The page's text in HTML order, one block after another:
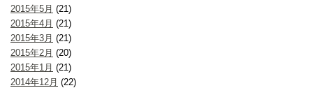
2015年5月 (21)
2015年4月 (21)
2015年3月 (21)
2015年2月 (20)
2015年1月 (21)
2014年12月 (22)